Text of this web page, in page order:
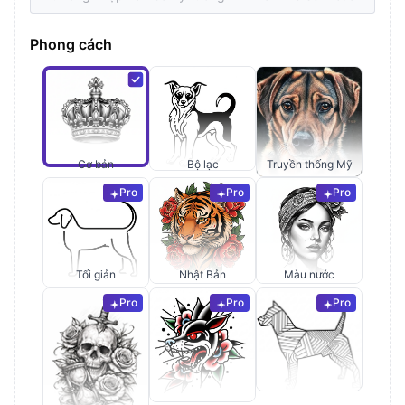
Phong cách
Cơ bản Bộ lạc Truyền thống Mỹ
Pro
Tối giản
Pro
Nhật Bản
Pro
Màu nước
Pro Pro Pro